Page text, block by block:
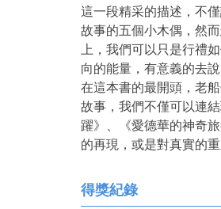
這一段精采的描述，不
故事的五個小木偶，然
上，我們可以只是行禮
向的能量，有意義的去
在這本書的最開頭，老
故事，我們不僅可以連
躍》、《愛德華的神奇
的再現，或是對真實的
得獎紀錄